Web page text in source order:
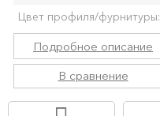
Цвет профиля/фурнитуры:
Подробное описание
В сравнение